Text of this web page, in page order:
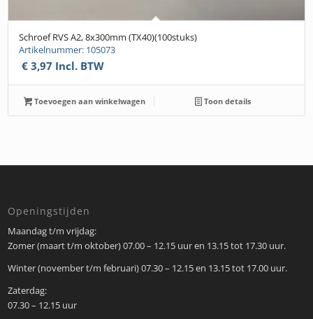
Schroef RVS A2, 8x300mm (TX40)(100stuks)
Artikelnummer: 105073
€ 3,97 Incl. BTW
Toevoegen aan winkelwagen Toon details
Openingstijden
Maandag t/m vrijdag:
Zomer (maart t/m oktober) 07.00 – 12.15 uur en 13.15 tot 17.30 uur.
Winter (november t/m februari) 07.30 – 12.15 en 13.15 tot 17.00 uur.
Zaterdag:
07.30 – 12.15 uur